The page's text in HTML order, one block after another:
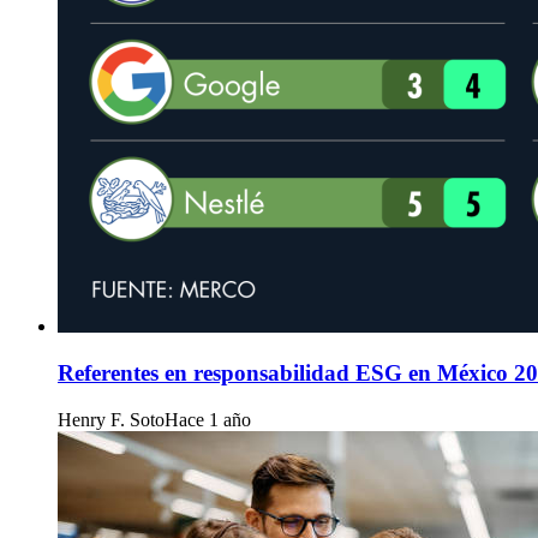
Referentes en responsabilidad ESG en México
Henry F. SotoHace 1 año